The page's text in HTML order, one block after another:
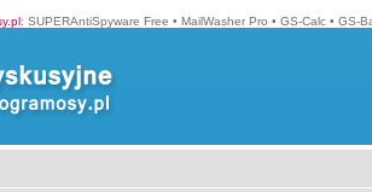
: SUPERAntiSpyware Free • MailWasher Pro • GS-Calc • GS-